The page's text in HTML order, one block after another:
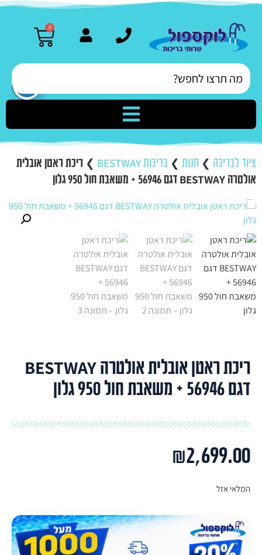
0
ציוד לבריכה ❯ חנות ❯ בריכות BESTWAY ❯ ריכת ראטן אובלית
אולטרה BESTWAY דגם 56946 + משאבת חול 950 גלון
ריכת ראטן אובלית אולטרה BESTWAY
דגם 56946 + משאבת חול 950 גלון
₪2,699.00
המלאי אזל